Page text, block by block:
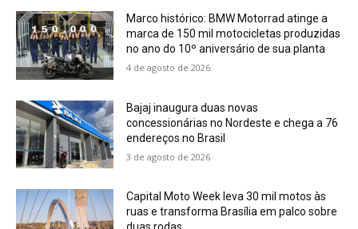
Marco histórico: BMW Motorrad atinge a
marca de 150 mil motocicletas produzidas
no ano do 10º aniversário de sua planta
4 de agosto de 2026
Bajaj inaugura duas novas
concessionárias no Nordeste e chega a 76
endereços no Brasil
3 de agosto de 2026
Capital Moto Week leva 30 mil motos às
ruas e transforma Brasília em palco sobre